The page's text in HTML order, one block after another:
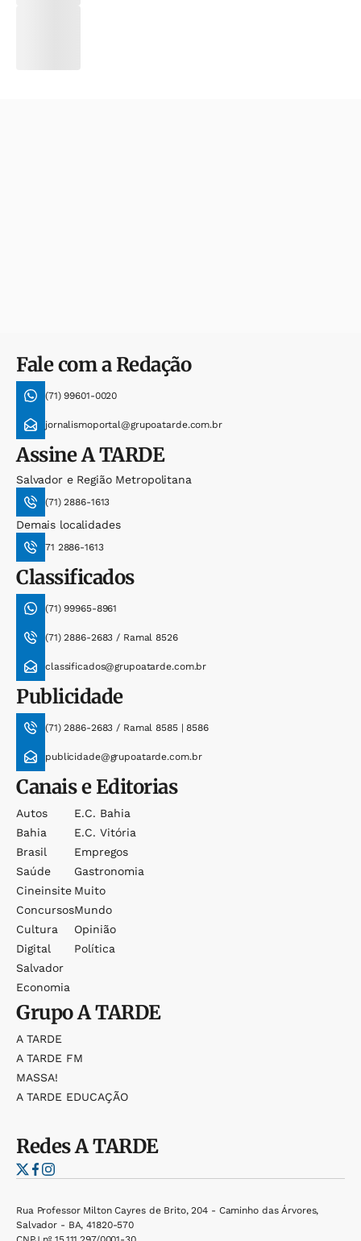
Fale com a Redação
(71) 99601-0020
jornalismoportal@grupoatarde.com.br
AssineA TARDE
Salvador e Região Metropolitana
(71) 2886-1613
Demais localidades
71 2886-1613
Classificados
(71) 99965-8961
(71) 2886-2683 / Ramal 8526
classificados@grupoatarde.com.br
Publicidade
(71) 2886-2683 / Ramal 8585 | 8586
publicidade@grupoatarde.com.br
Canais e Editorias
Autos
Bahia
Brasil
Saúde
Cineinsite
Concursos
Cultura
Digital
Salvador
Economia
E.c. Bahia
E.c. Vitória
Empregos
Gastronomia
Muito
Mundo
Opinião
Política
GrupoA TARDE
A TARDE
A TARDE FM
MASSA!
A TARDE EDUCAÇÃO
RedesA TARDE
Rua Professor Milton Cayres de Brito, 204 - Caminho das Árvores,
Salvador - BA, 41820-570